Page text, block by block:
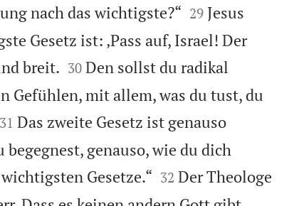
nach das wichtigste?“
29 Jesus
Gesetz ist: ‚Pass auf, Israel! Der
breit.
30 Den sollst du radikal
Gefühlen, mit allem, was du tust, du

31 Das zweite Gesetz ist genauso
genauso, wie du dich
Gesetze.“
32 Der Theologe